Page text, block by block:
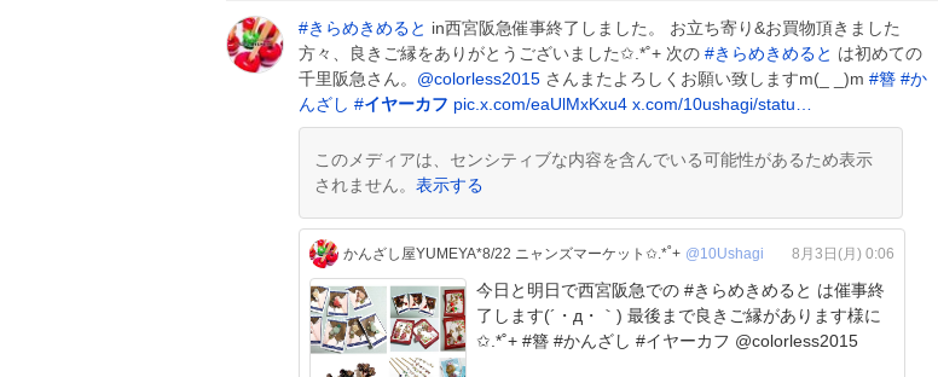
#きらめきめると in西宮阪急催事終了しました。 お立ち寄り&お買物頂きました
方々、良きご縁をありがとうございました✩.*˚+ 次の #きらめきめると は初めての
千里阪急さん。 @colorless2015 さんまたよろしくお願い致しますm(_ _)m #簪 #か
んざし #イヤーカフ pic.x.com/eaUlMxKxu4 x.com/10ushagi/statu…
このメディアは、センシティブな内容を含んでいる可能性があるため表示
されません。 表示する
かんざし屋YUMEYA*8/22 ニャンズマーケット✩.*˚+ @10Ushagi 8月3日(月) 0:06
今日と明日で西宮阪急での #きらめきめると は催事終
了します(´・д・｀) 最後まで良きご縁があります様に
✩.*˚+ #簪 #かんざし #イヤーカフ @colorless2015